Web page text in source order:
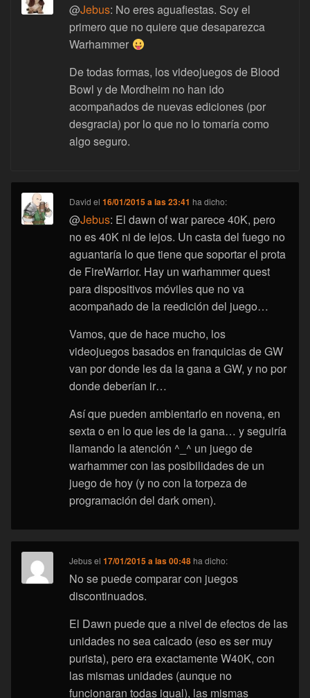
@Jebus: No eres aguafiestas. Soy el
primero que no quiere que desaparezca
Warhammer
De todas formas, los videojuegos de Blood
Bowl y de Mordheim no han ido
acompañados de nuevas ediciones (por
desgracia) por lo que no lo tomaría como
algo seguro.
David el16/01/2015 a las 23:41 ha dicho:
@Jebus: El dawn of war parece 40K, pero
no es 40K ni de lejos. Un casta del fuego no
aguantaría lo que tiene que soportar el prota
de FireWarrior. Hay un warhammer quest
para dispositivos móviles que no va
acompañado de la reedición del juego…
Vamos, que de hace mucho, los
videojuegos basados en franquicias de GW
van por donde les da la gana a GW, y no por
donde deberían ir…
Así que pueden ambientarlo en novena, en
sexta o en lo que les de la gana… y seguiría
llamando la atención ^_^ un juego de
warhammer con las posibilidades de un
juego de hoy (y no con la torpeza de
programación del dark omen).
Jebusel17/01/2015 a las 00:48 ha dicho:
No se puede comparar con juegos
discontinuados.
El Dawn puede que a nivel de efectos de las
unidades no sea calcado (eso es ser muy
purista), pero era exactamente W40K, con
las mismas unidades (aunque no
funcionaran todas igual), las mismas